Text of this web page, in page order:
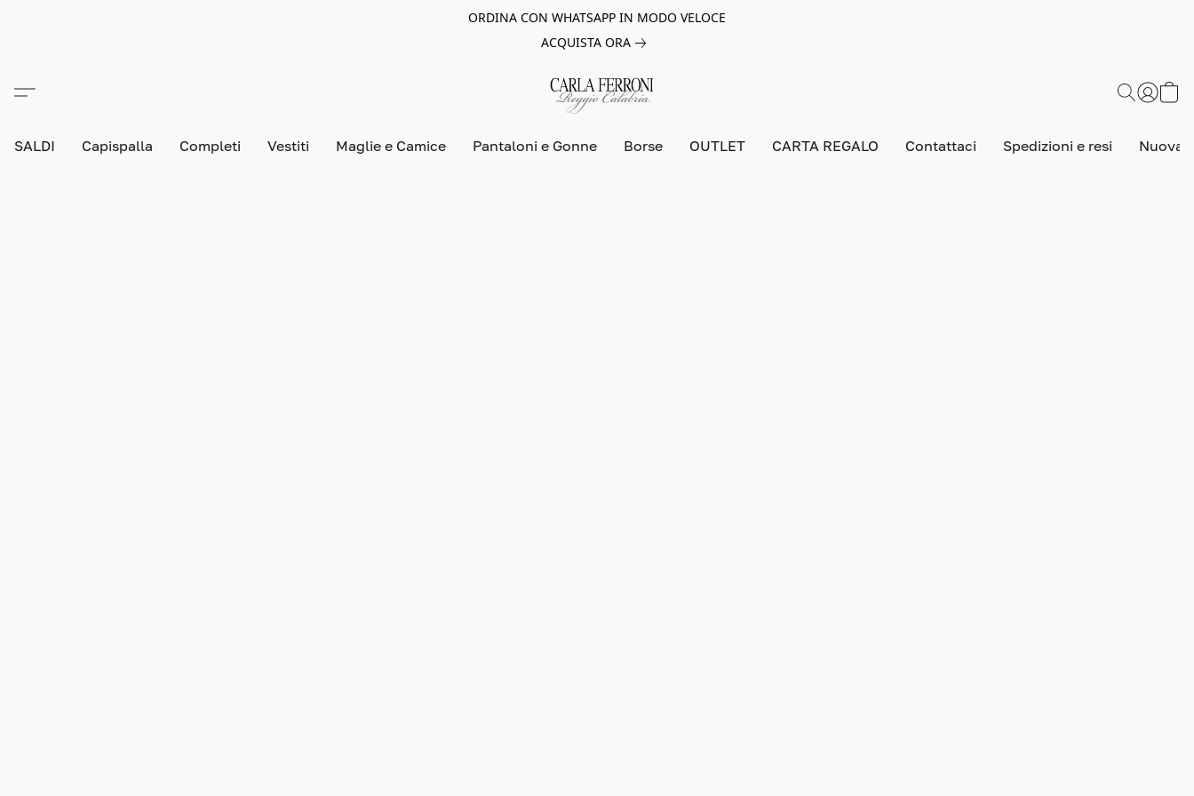
ORDINA CON WHATSAPP IN MODO VELOCE
ACQUISTA ORA
SALDI Capispalla Completi Vestiti Maglie e Camice Pantaloni e Gonne Borse OUTLET CARTA REGALO Contattaci Spedizioni e resi Nuova